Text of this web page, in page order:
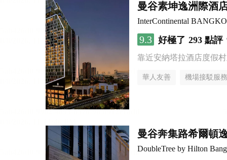
曼谷素坤逸洲際酒
InterContinental
9.3 好極了 293 點評
靠近安納塔拉酒店度假
華人友善 機場接駁服務
曼谷奔集路希爾頓
DoubleTree by Hilton